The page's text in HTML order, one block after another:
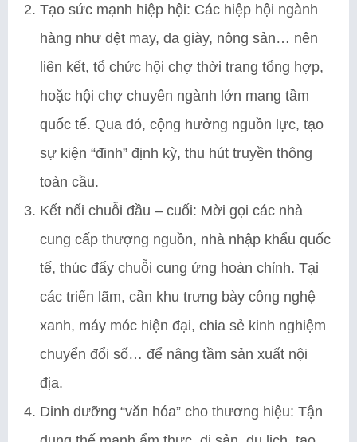
Tạo sức mạnh hiệp hội: Các hiệp hội ngành
hàng như dệt may, da giày, nông sản… nên
liên kết, tổ chức hội chợ thời trang tổng hợp,
hoặc hội chợ chuyên ngành lớn mang tầm
quốc tế. Qua đó, cộng hưởng nguồn lực, tạo
sự kiện “đinh” định kỳ, thu hút truyền thông
toàn cầu.
Kết nối chuỗi đầu – cuối: Mời gọi các nhà
cung cấp thượng nguồn, nhà nhập khẩu quốc
tế, thúc đẩy chuỗi cung ứng hoàn chỉnh. Tại
các triển lãm, cần khu trưng bày công nghệ
xanh, máy móc hiện đại, chia sẻ kinh nghiệm
chuyển đổi số… để nâng tầm sản xuất nội
địa.
Dinh dưỡng “văn hóa” cho thương hiệu: Tận